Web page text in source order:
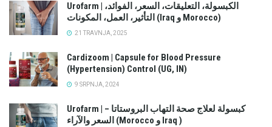
Urofarm | الكبسولة، التعليقات، السعر، الفوائد،
التأثير، العمل، المكونات (Iraq و Morocco)
21 TRAVNJA, 2025
Cardizoom | Capsule for Blood Pressure
(Hypertension) Control (UG, IN)
9 SRPNJA, 2024
Urofarm | كبسولة لعلاج صحة التهاب البروستاتا –
السعر والآراء (Morocco و Iraq )